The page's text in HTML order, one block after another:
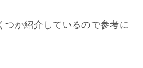
つか紹介しているので参考に